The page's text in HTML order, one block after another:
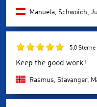
Manuela, Schwoich,
5,0 Sterne
Keep the good work!
Rasmus, Stavanger,